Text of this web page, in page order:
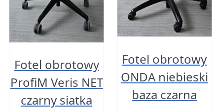
Fotel obrotowy
ProfiM Veris NET
czarny siatka
Fotel obrotowy
ONDA niebieski
baza czarna